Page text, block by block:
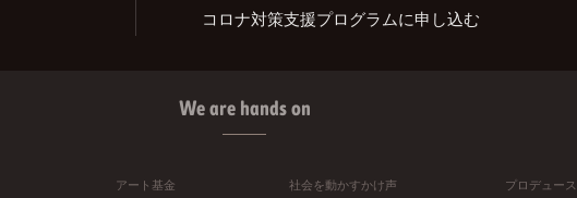
コロナ対策支援プログラムに申し込む
We are hands on
アート基金 社会を動かすかけ声 プロデュース